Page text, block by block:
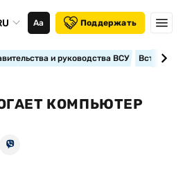
Аа Поддержать
и руководства ВСУ
КОМПЬЮТЕР